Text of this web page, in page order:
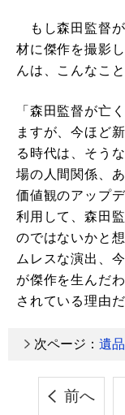
もし森田監督が
材に傑作を撮影
んは、こんなこ
「森田監督が亡
ますが、今ほど
る時代は、そう
場の人間関係、
価値観のアップ
利用して、森田
のではないかと
ムレスな演出、
が傑作を生んだ
されている理由
次ページ： 遺
前へ